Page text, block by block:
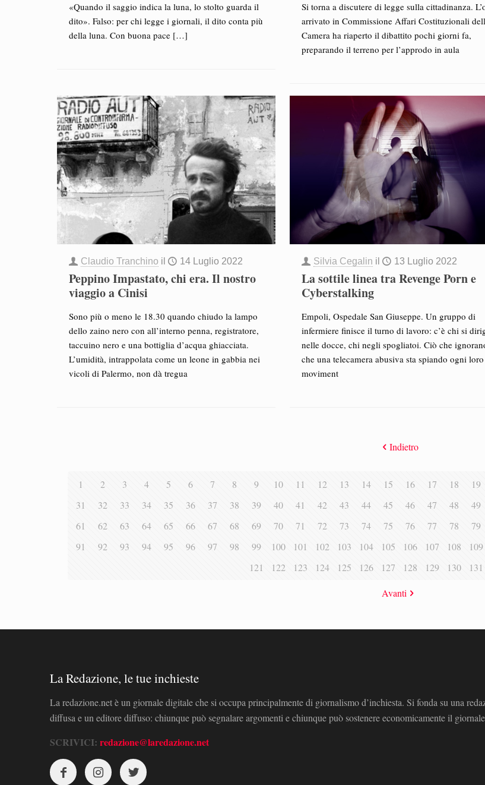
«Quando il saggio indica la luna, lo stolto guarda il
dito». Falso: per chi legge i giornali, il dito conta più
della luna. Con buona pace[…]
Si torna a discutere di legge sulla cittadinanza.
arrivato in Commissione Affari Costituzionali
Camera ha riaperto il dibattito pochi giorni fa,
preparando il terreno per l’approdo in aula
Claudio Tranchino il 14 Luglio 2022
Peppino Impastato, chi era. Il nostro
viaggio a Cinisi
Sono più o meno le 18.30 quando chiudo la lampo
dello zaino nero con all’interno penna, registratore,
taccuino nero e una bottiglia d’acqua ghiacciata.
L’umidità, intrappolata come un leone in gabbia nei
vicoli di Palermo, non dà tregua
Silvia Cegalin il 13 Luglio 2022
La sottile linea tra Revenge Porn e
Cyberstalking
Empoli, Ospedale San Giuseppe. Un gruppo di
infermiere finisce il turno di lavoro: c’è chi si
nelle docce, chi negli spogliatoi. Ciò che
che una telecamera abusiva sta spiando ogni loro
moviment
Indietro
1 2 3 4 5 6 7 8 9 10 11 12 13 14 15 16 17 18 19
31
32 33 34 35 36 37 38 39 40 41 42 43 44 45 46 47 48 49
61
62 63 64 65 66 67 68 69 70 71 72 73 74 75 76 77 78 79
91
92 93 94 95 96 97 98 99 100 101 102 103 104 105 106 107 108 109
121
122 123 124 125 126 127 128 129 130 131
Avanti
La Redazione, le tue inchieste
La redazione.net è un giornale digitale che si occupa principalmente di giornalismo d’inchiesta. Si fonda su una
diffusa e un editore diffuso: chiunque può segnalare argomenti e chiunque può sostenere economicamente il
SCRIVICI: redazione@laredazione.net